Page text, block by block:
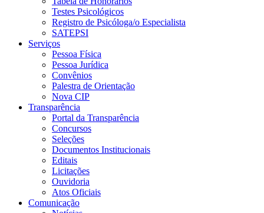
Testes Psicológicos
Registro de Psicóloga/o Especialista
SATEPSI
Serviços
Pessoa Física
Pessoa Jurídica
Convênios
Palestra de Orientação
Nova CIP
Transparência
Portal da Transparência
Concursos
Seleções
Documentos Institucionais
Editais
Licitações
Ouvidoria
Atos Oficiais
Comunicação